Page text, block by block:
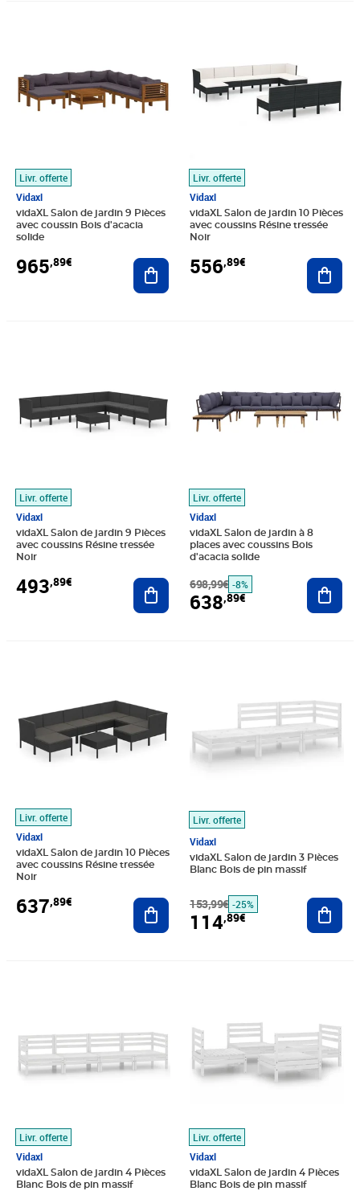
Livr. offerte
Vidaxl
vidaXL Salon de jardin 9 Pièces
avec coussin Bois d'acacia
solide
965,89€ Ajouter au panier
Livr. offerte
Vidaxl
vidaXL Salon de jardin 10 Pièces
avec coussins Résine tressée
Noir
556,89€
Livr. offerte
Vidaxl
vidaXL Salon de jardin 9 Pièces
avec coussins Résine tressée
Noir
493,89€ Ajouter au panier
Livr. offerte
Vidaxl
vidaXL Salon de jardin à 8
places avec coussins Bois
d'acacia solide
698,99€ -8%
638,89€
Livr. offerte
Vidaxl
vidaXL Salon de jardin 10 Pièces
avec coussins Résine tressée
Noir
637,89€ Ajouter au panier
Livr. offerte
Vidaxl
vidaXL Salon de jardin 3 Pièces
Blanc Bois de pin massif
153,99€ -25%
114,89€
Livr. offerte
Vidaxl
vidaXL Salon de jardin 4 Pièces
Blanc Bois de pin massif
Livr. offerte
Vidaxl
vidaXL Salon de jardin 4 Pièces
Blanc Bois de pin massif